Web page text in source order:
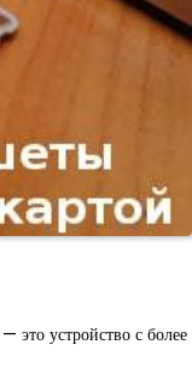
это устройство с более